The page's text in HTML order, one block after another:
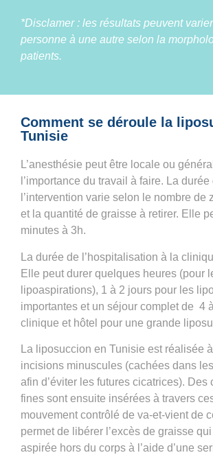
*Disclamer : les résultats peuvent varier
personne à une autre selon la
patients.
Comment se déroule la
Tunisie
L’anesthésie peut être locale ou
l’importance du travail à faire. La durée
l’intervention varie selon le nombre de
et la quantité de graisse à retirer. Elle
minutes à 3h.
La durée de l’hospitalisation à la
Elle peut durer quelques heures (pour
lipoaspirations), 1 à 2 jours pour les
importantes et un séjour complet de 4
clinique et hôtel pour une grande
La liposuccion en Tunisie est réalisée
incisions minuscules (cachées dans
afin d’éviter les futures cicatrices). Des
fines sont ensuite insérées à travers
mouvement contrôlé de va-et-vient de
permet de libérer l’excès de graisse
aspirée hors du corps à l’aide d’une